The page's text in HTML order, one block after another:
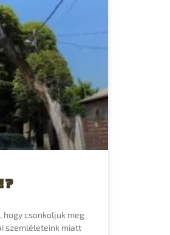
hogy csonkoljuk meg
szemléleteink miatt